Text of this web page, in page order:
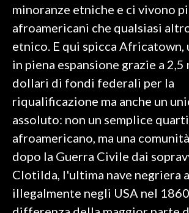
minoranze etniche e ci vivono
afroamericani che qualsiasi
etnico. E qui spicca Africatown,
in piena espansione grazie a
dollari di fondi federali per la
riqualificazione ma anche un
assoluto: non un semplice
afroamericano, ma una
dopo la Guerra Civile dai
Clotilda, l'ultima nave negriera
illegalmente negli USA nel